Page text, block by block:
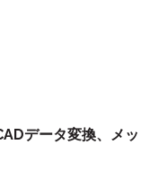
データ変換、メッ